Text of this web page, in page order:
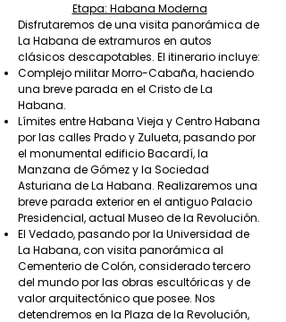
Etapa: Habana Moderna
Disfrutaremos de una visita panorámica de
La Habana de extramuros en autos
clásicos descapotables. El itinerario incluye:
Complejo militar Morro-Cabaña, haciendo
una breve parada en el Cristo de La
Habana.
Límites entre Habana Vieja y Centro Habana
por las calles Prado y Zulueta, pasando por
el monumental edificio Bacardí, la
Manzana de Gómez y la Sociedad
Asturiana de La Habana. Realizaremos una
breve parada exterior en el antiguo Palacio
Presidencial, actual Museo de la Revolución.
El Vedado, pasando por la Universidad de
La Habana, con visita panorámica al
Cementerio de Colón, considerado tercero
del mundo por las obras escultóricas y de
valor arquitectónico que posee. Nos
detendremos en la Plaza de la Revolución,